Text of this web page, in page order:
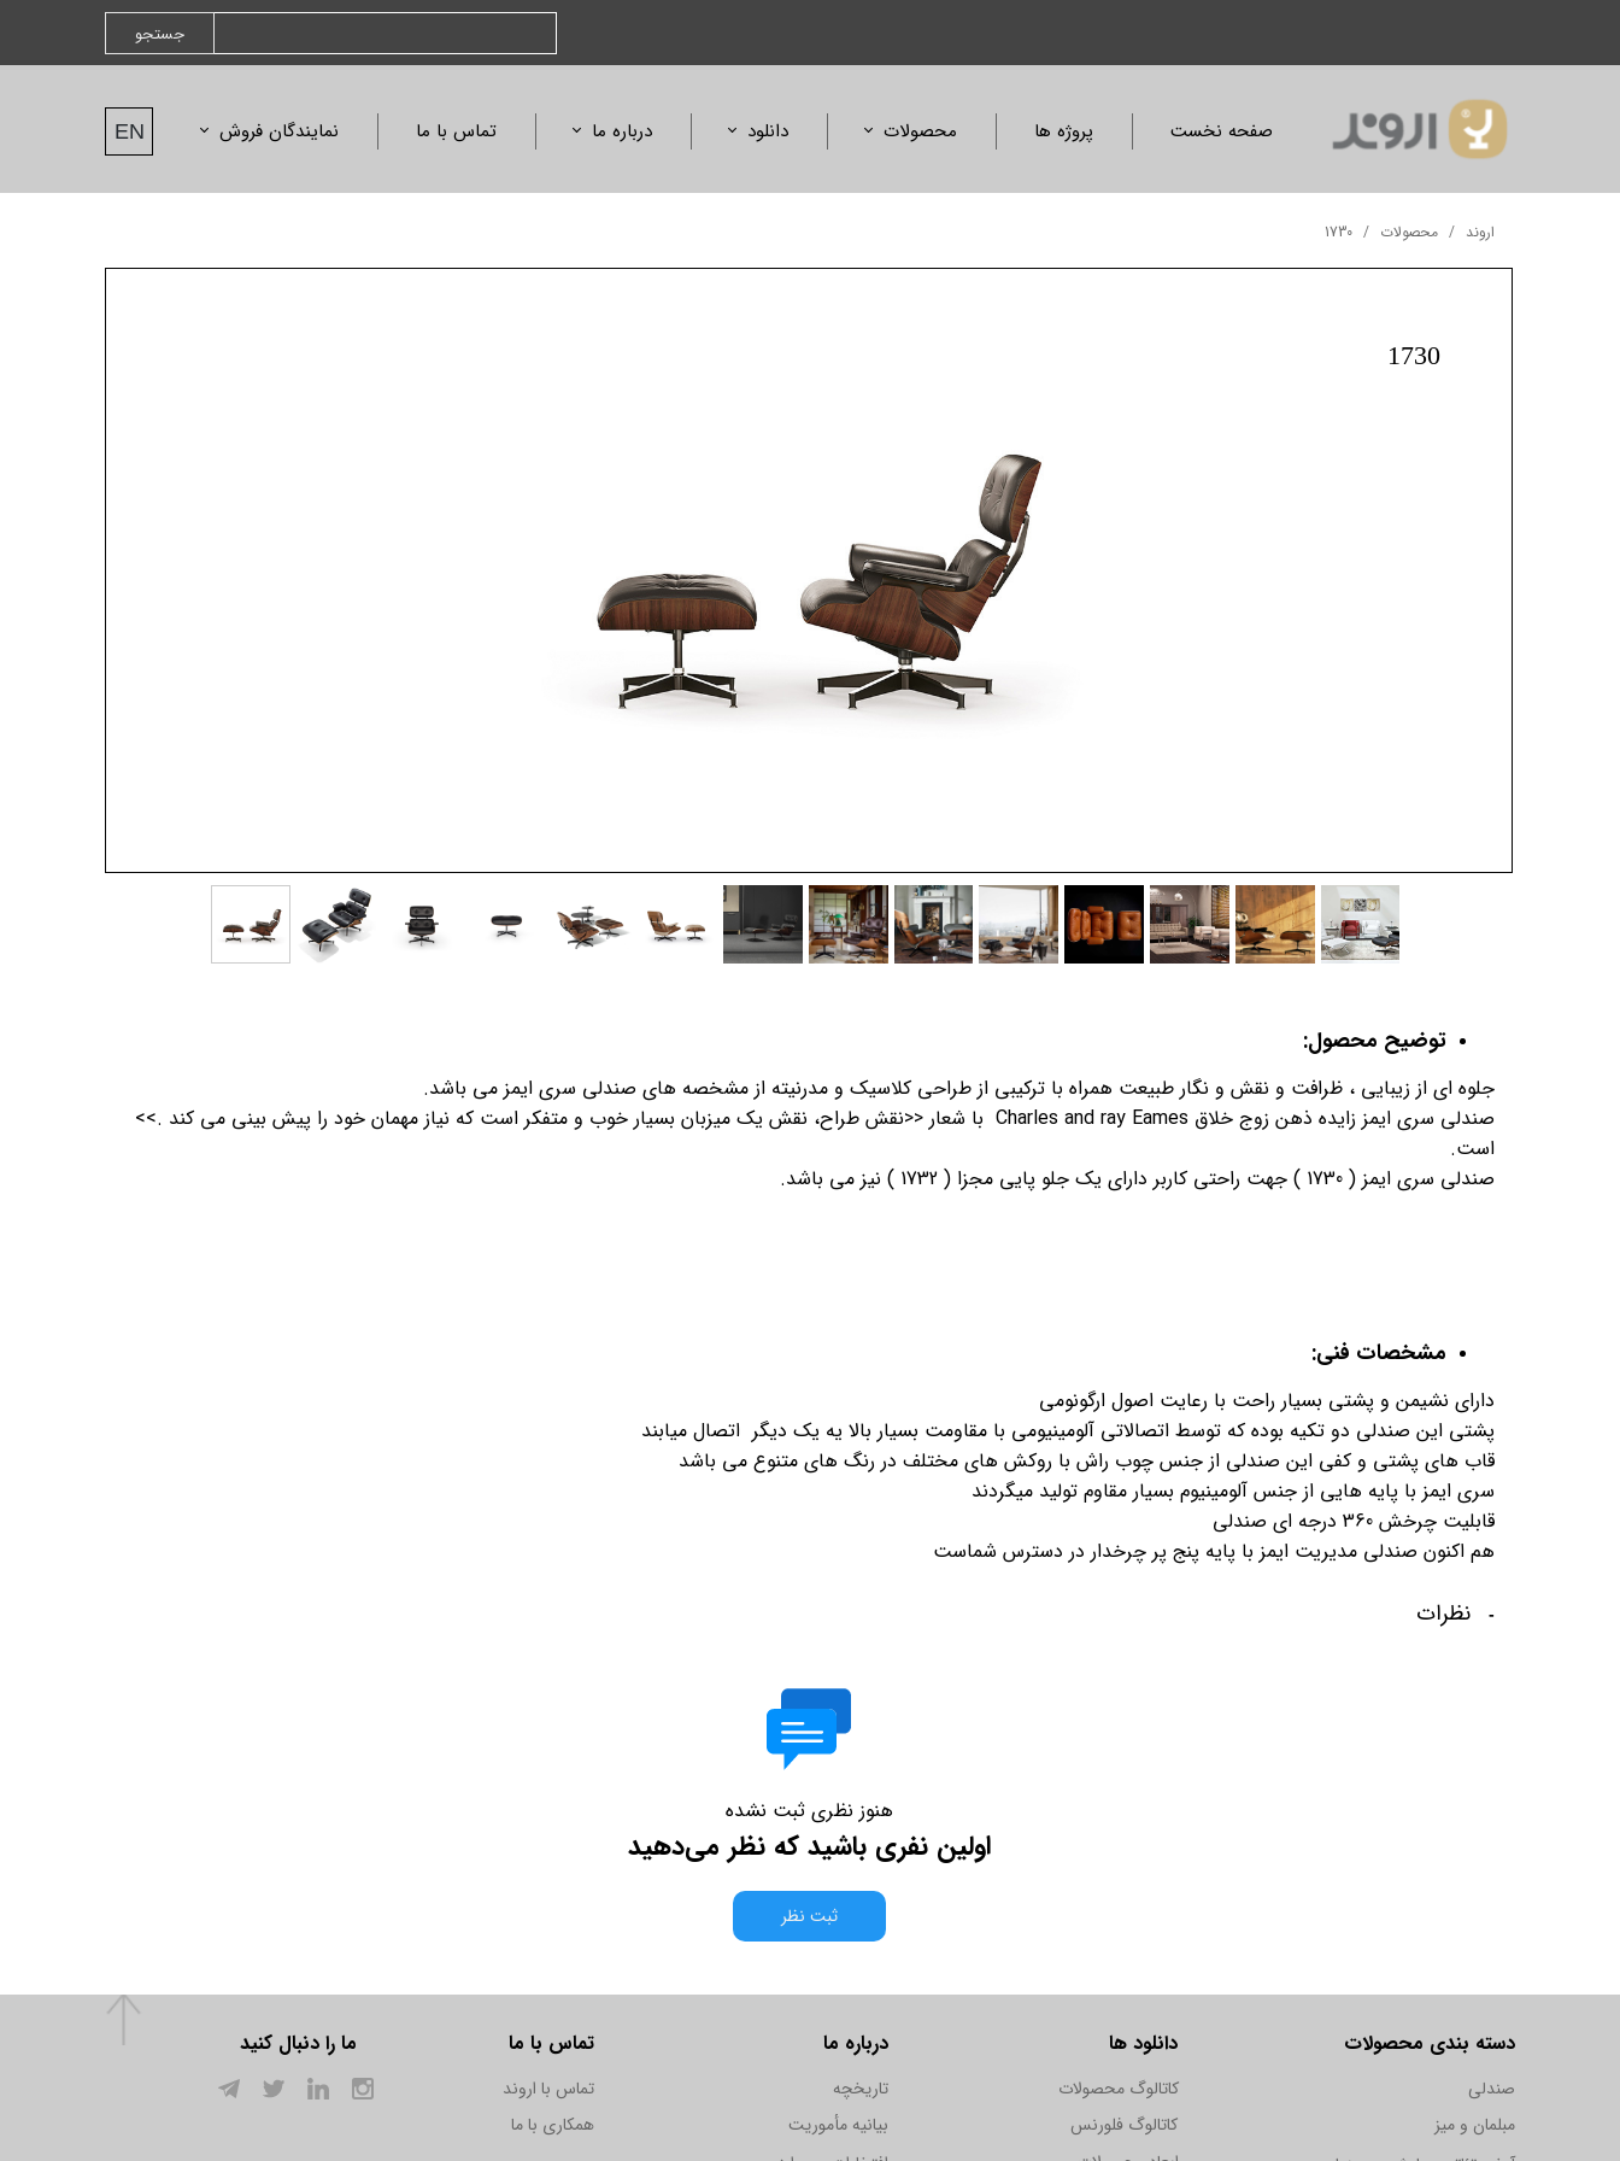
جستجو
صفحه نخست پروژه ها
محصولات
صندلی
دانلود
کاتالوگ محصولات
درباره ما
بیانیه مأموریت
تماس با ما
نمایندگان فروش
نمایندگان فروش
EN
اروند محصولات 1730
1730
توضیح محصول:
جلوه ای از زیبایی ، ظرافت و نقش و نگار طبیعت همراه با ترکیبی از طراحی کلاسیک و مدرنیته از مشخصه های صندلی سری ایمز می باشد.
صندلی سری ایمز زایده ذهن زوج خلاق Charles and ray Eames با شعار <<نقش طراح، نقش یک میزبان بسیار خوب و متفکر است که نیاز مهمان خود را پیش بینی می کند .>>
است.
صندلی سری ایمز ( 1730 ) جهت راحتی کاربر دارای یک جلو پایی مجزا ( 1732 ) نیز می باشد.
مشخصات فنی:
دارای نشیمن و پشتی بسیار راحت با رعایت اصول ارگونومی
پشتی این صندلی دو تکیه بوده که توسط اتصالاتی آلومینیومی با مقاومت بسیار بالا یه یک دیگر اتصال میابند
قاب های پشتی و کفی این صندلی از جنس چوب راش با روکش های مختلف در رنگ های متنوع می باشد
سری ایمز با پایه هایی از جنس آلومینیوم بسیار مقاوم تولید میگردند
قابلیت چرخش 360 درجه ای صندلی
هم اکنون صندلی مدیریت ایمز با پایه پنج پر چرخدار در دسترس شماست
نظرات
هنوز نظری ثبت نشده
اولین نفری باشید که نظر می‌دهید
ثبت نظر
دسته بندی محصولات
صندلی
مبلمان و میز
دانلود ها
کاتالوگ محصولات
کاتالوگ فلورنس
درباره ما
تاریخچه
بیانیه مأموریت
تماس با ما
تماس با اروند
همکاری با ما
ما را دنبال کنید